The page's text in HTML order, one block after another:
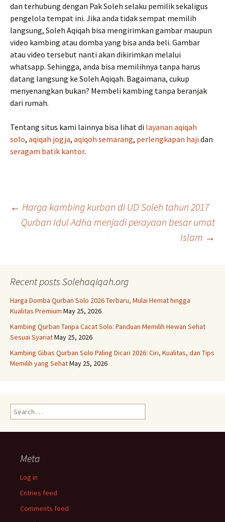
dan terhubung dengan Pak Soleh selaku pemilik sekaligus
pengelola tempat ini. Jika anda tidak sempat memilih
langsung, Soleh Aqiqah bisa mengirimkan gambar maupun
video kambing atau domba yang bisa anda beli. Gambar
atau video tersebut nanti akan dikirimkan melalui
whatsapp. Sehingga, anda bisa memilihnya tanpa harus
datang langsung ke Soleh Aqiqah. Bagaimana, cukup
menyenangkan bukan? Membeli kambing tanpa beranjak
dari rumah.
Tentang situs kami lainnya bisa lihat di layanan aqiqah
solo, aqiqah jogja, aqiqoh semarang, perlengkapan hajidan
seragam batik kantor.
Post
← Harga kambing kurban di UD Soleh tahun 2017
Qurban Idul Adha menjadi perayaan besar umat
Islam →
Recent posts Solehaqiqah.org
Harga Domba Qurban Solo 2026 Terbaru, Mulai Hemat hingga
Kualitas Premium May 25, 2026
Kambing Qurban Tanpa Cacat Solo: Panduan Memilih Hewan Sehat
Sesuai SyariatMay 25, 2026
Kambing Gibas Qurban Solo Paling Dicari 2026: Ciri, Kualitas, dan Tips
Memilih yang SehatMay 25, 2026
Search
for:
Meta
Log in
Entries feed
Comments feed